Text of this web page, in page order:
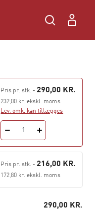
Pris pr. stk. - 290,00 KR.
232,00 kr. ekskl. moms
Lev. omk. kan tillægges
1
Pris pr. stk. - 216,00 KR.
172,80 kr. ekskl. moms
290,00 KR.